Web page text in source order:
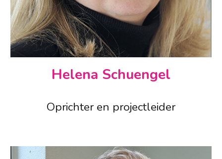
Helena Schuengel
Oprichter en projectleider